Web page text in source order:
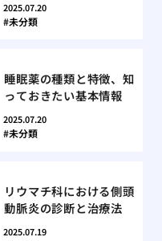
2025.07.20
未分類
睡眠薬の種類と特徴、知
っておきたい基本情報
2025.07.20
未分類
リウマチ科における側頭
動脈炎の診断と治療法
2025.07.19